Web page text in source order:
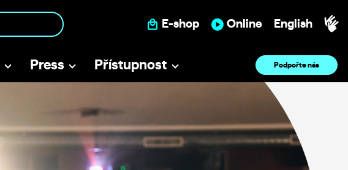
E-shop Online English
Press Přístupnost Podpořte nás